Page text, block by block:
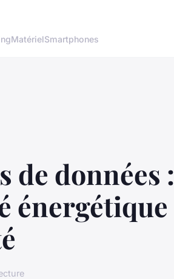
MatérielSmartphones
de données :
énergétique